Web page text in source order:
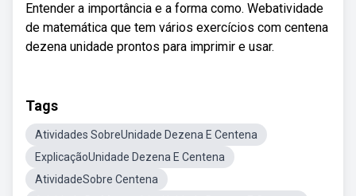
Entender a importância e a forma como. Webatividade
de matemática que tem vários exercícios com centena
dezena unidade prontos para imprimir e usar.
Tags
Atividades SobreUnidade Dezena E Centena
ExplicaçãoUnidade Dezena E Centena
AtividadeSobre Centena